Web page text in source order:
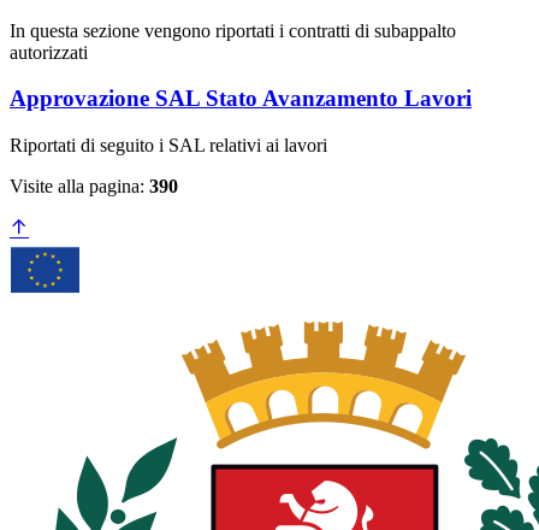
In questa sezione vengono riportati i contratti di subappalto
autorizzati
Approvazione SAL Stato Avanzamento Lavori
Riportati di seguito i SAL relativi ai lavori
Visite alla pagina: 390